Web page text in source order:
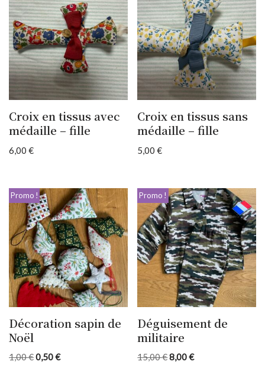
Croix en tissus avec
médaille – fille
6,00 €
Croix en tissus sans
médaille – fille
5,00€
Promo !
Décoration sapin de
Noël
1,00€0,50€
Promo !
Déguisement de
militaire
15,00€8,00€